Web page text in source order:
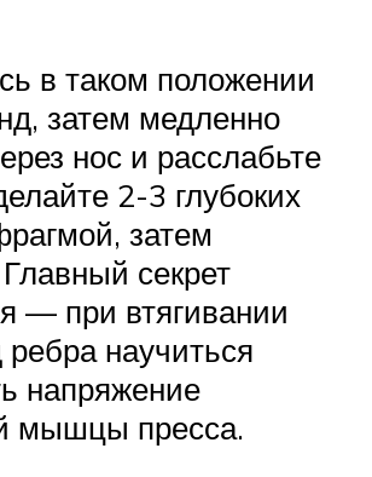
в таком положении
затем медленно
нос и расслабьте
2-3 глубоких
затем
секрет
— при втягивании
научиться
напряжение
мышцы пресса.